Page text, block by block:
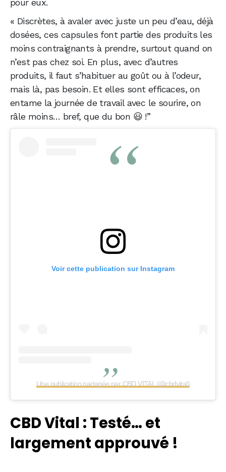
pour eux.
« Discrètes, à avaler avec juste un peu d’eau, déjà
dosées, ces capsules font partie des produits les
moins contraignants à prendre, surtout quand on
n’est pas chez soi. En plus, avec d’autres
produits, il faut s’habituer au goût ou à l’odeur,
mais là, pas besoin. Et elles sont efficaces, on
entame la journée de travail avec le sourire, on
râle moins… bref, que du bon 😃 !”
Voir cette publication sur Instagram
Une publication partagée par CBD VITAL (@cbdvital)
CBD Vital : Testé… et
largement approuvé !